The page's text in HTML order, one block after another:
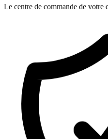
Le centre de commande de